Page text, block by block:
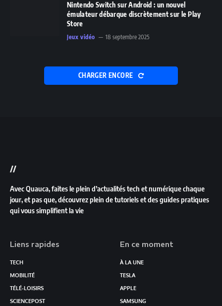
Nintendo Switch sur Android : un nouvel
émulateur débarque discrètement sur le Play
Store
Jeux vidéo 18 septembre 2025
CHARGER ENCORE
//
Avec Quauca, faites le plein d’actualités tech et numérique chaque
jour, et pas que, découvrez plein de tutoriels et des guides pratiques
qui vous simplifient la vie
Liens rapides
TECH
MOBILITÉ
TÉLÉ-LOISIRS
SCIENCEPOST
En ce moment
À LA UNE
TESLA
APPLE
SAMSUNG